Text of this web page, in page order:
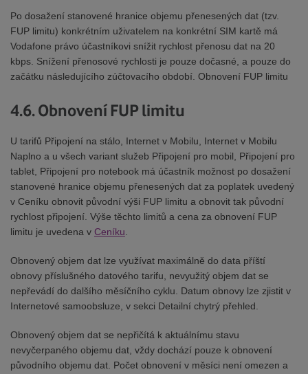
Po dosažení stanovené hranice objemu přenesených dat (tzv.
FUP limitu) konkrétním uživatelem na konkrétní SIM kartě má
Vodafone právo účastníkovi snížit rychlost přenosu dat na 20
kbps. Snížení přenosové rychlosti je pouze dočasné, a pouze do
začátku následujícího zúčtovacího období. Obnovení FUP limitu
4.6. Obnovení FUP limitu
U tarifů Připojení na stálo, Internet v Mobilu, Internet v Mobilu
Naplno a u všech variant služeb Připojení pro mobil, Připojení pro
tablet, Připojení pro notebook má účastník možnost po dosažení
stanovené hranice objemu přenesených dat za poplatek uvedený
v Ceníku obnovit původní výši FUP limitu a obnovit tak původní
rychlost připojení. Výše těchto limitů a cena za obnovení FUP
limitu je uvedena v Ceníku
Obnovený objem dat lze využívat maximálně do data příští
obnovy příslušného datového tarifu, nevyužitý objem dat se
nepřevádí do dalšího měsíčního cyklu. Datum obnovy lze zjistit v
Internetové samoobsluze, v sekci Detailní chytrý přehled.
Obnovený objem dat se nepřičítá k aktuálnímu stavu
nevyčerpaného objemu dat, vždy dochází pouze k obnovení
původního objemu dat. Počet obnovení v měsíci není omezen a